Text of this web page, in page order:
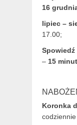
16
lipiec –
17.00;
Spowiedź
– 15
Koronka